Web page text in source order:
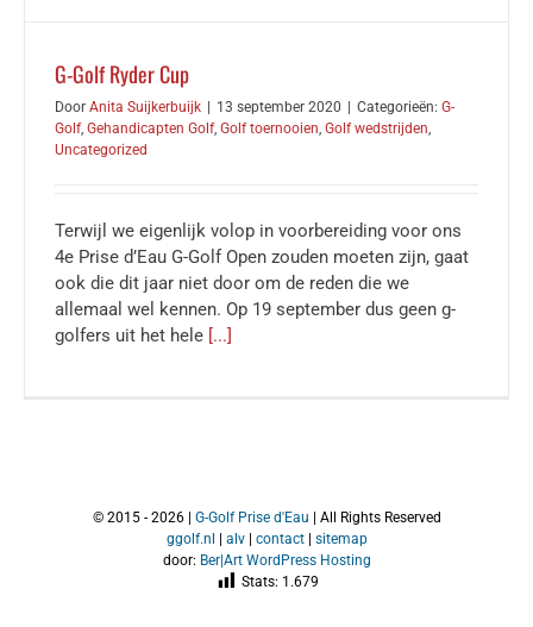
G-Golf Ryder Cup
Door Anita Suijkerbuijk 13 september 2020 Categorieën: G-
Golf, Gehandicapten Golf, Golf toernooien, Golf wedstrijden,
Uncategorized
Terwijl we eigenlijk volop in voorbereiding voor ons
4e Prise d’Eau G-Golf Open zouden moeten zijn, gaat
ook die dit jaar niet door om de reden die we
allemaal wel kennen. Op 19 september dus geen g-
golfers uit het hele [...]
© 2015 - 2026 | G-Golf Prise d'Eau | All Rights Reserved
ggolf.nl
alv| contact| sitemap
door: Ber|Art WordPress Hosting
Stats: 1.679